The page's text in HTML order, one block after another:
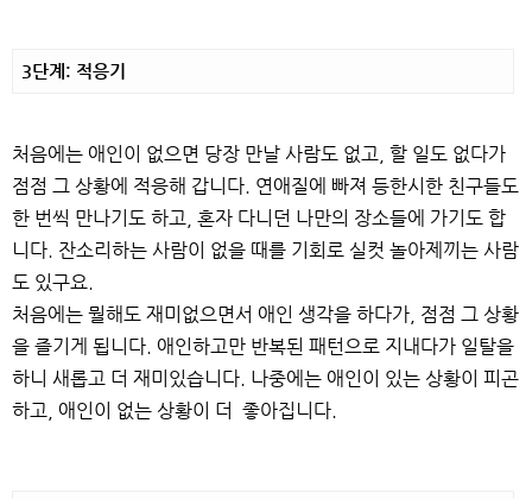
3단계: 적응기
처음에는 애인이 없으면 당장 만날 사람도 없고, 할 일도 없다가
점점 그 상황에 적응해 갑니다. 연애질에 빠져 등한시한 친구들도
한 번씩 만나기도 하고, 혼자 다니던 나만의 장소들에 가기도 합
니다. 잔소리하는 사람이 없을 때를 기회로 실컷 놀아제끼는 사람
도 있구요.
처음에는 뭘해도 재미없으면서 애인 생각을 하다가, 점점 그 상황
을 즐기게 됩니다. 애인하고만 반복된 패턴으로 지내다가 일탈을
하니 새롭고 더 재미있습니다. 나중에는 애인이 있는 상황이 피곤
하고, 애인이 없는 상황이 더 좋아집니다.